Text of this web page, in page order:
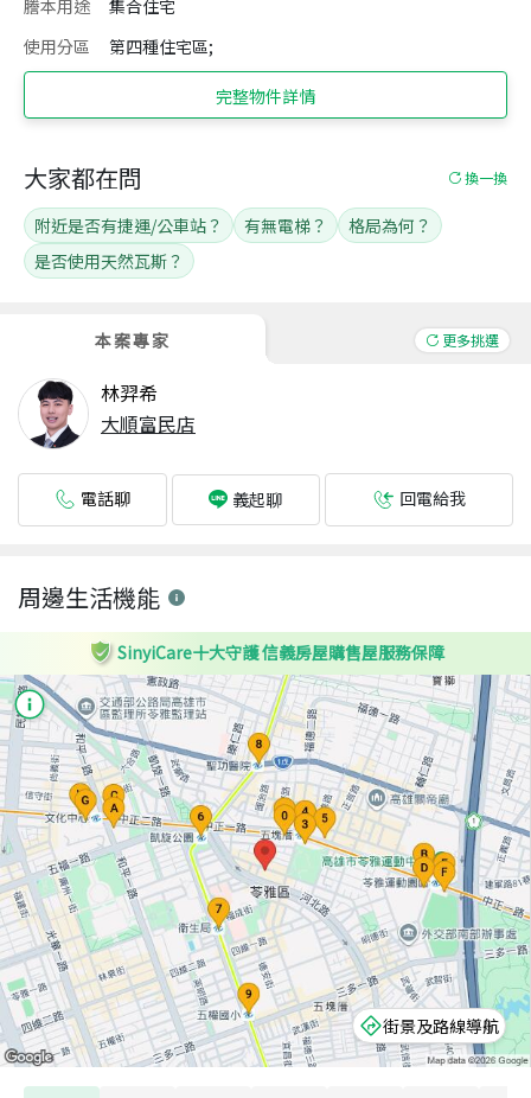
謄本用途
集合住宅
使用分區
第四種住宅區;
完整物件詳情
本案專家 更多挑選
林羿希
大順富民店
電話聊 義起聊 回電給我
大家都在問 換一換
附近是否有捷運/公車站？ 有無電梯？
格局為何？
是否使用天然瓦斯？
周邊生活機能
SinyiCare十大守護 信義房屋購售屋服務保障
街景及路線導航